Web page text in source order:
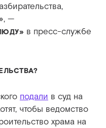
—
в пресс-службе
подали в суд на
чтобы ведомство
храма на